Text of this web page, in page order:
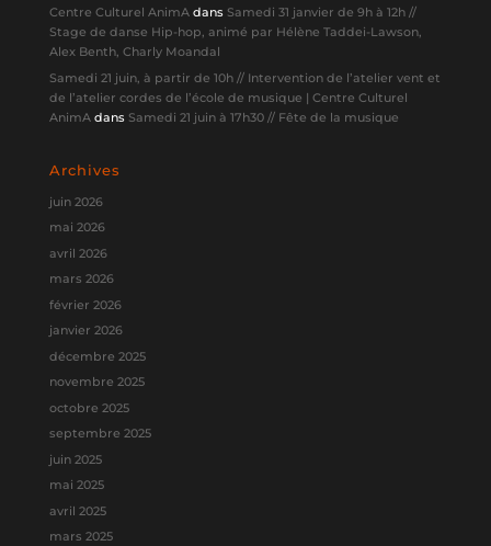
Centre Culturel AnimAdans Samedi 31 janvier de 9h à 12h //
Stage de danse Hip-hop, animé par Hélène Taddei-Lawson,
Alex Benth, Charly Moandal
Samedi 21 juin, à partir de 10h // Intervention de l’atelier vent et
de l’atelier cordes de l’école de musique | Centre Culturel
AnimAdans Samedi 21 juin à 17h30 // Fête de la musique
Archives
juin 2026
mai 2026
avril 2026
mars 2026
février 2026
janvier 2026
décembre 2025
novembre 2025
octobre 2025
septembre 2025
juin 2025
mai 2025
avril 2025
mars 2025